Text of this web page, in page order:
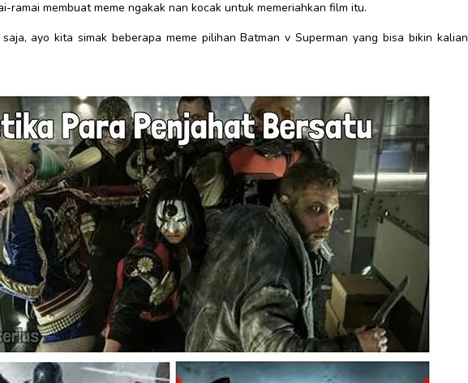
ramai membuat meme ngakak nan kocak untuk memeriahkan film itu.
ayo kita simak beberapa meme pilihan Batman v Superman yang bisa bikin kalian